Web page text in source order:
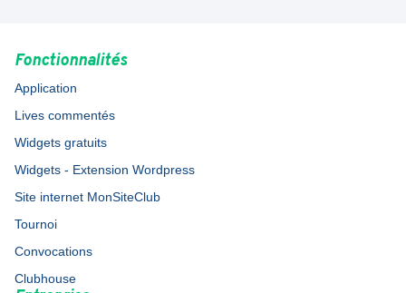
Fonctionnalités
Application
Lives commentés
Widgets gratuits
Widgets - Extension Wordpress
Site internet MonSiteClub
Tournoi
Convocations
Clubhouse